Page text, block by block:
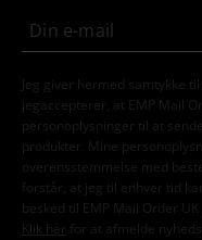
Jeg giver hermed samtykke
jegaccepterer, at EMP Mail
personoplysninger til at
produkter. Mine
overensstemmelse med
forstår, at jeg til enhver tid
besked til EMP Mail Order UK
Klik her
for at afmelde